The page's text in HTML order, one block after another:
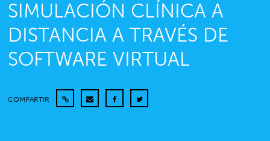
SIMULACIÓN CLÍNICA A
DISTANCIA A TRAVÉS DE
SOFTWARE VIRTUAL
COMPARTIR